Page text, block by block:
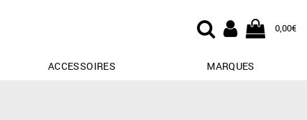
0,00€
ACCESSOIRES MARQUES